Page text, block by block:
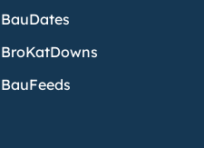
BauDates
BroKatDowns
BauFeeds